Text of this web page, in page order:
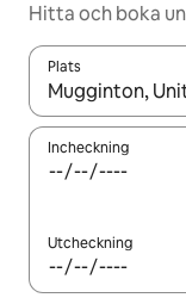
Hitta och boka
Plats
När resultaten är
Incheckning
Utcheckning